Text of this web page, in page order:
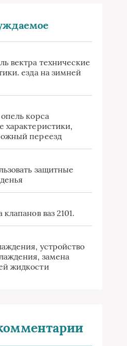
вектра технические
езда на зимней
корса
характеристики,
переезд
защитные
клапанов ваз 2101.
устройство
замена
жидкости